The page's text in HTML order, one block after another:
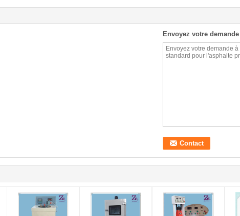
Envoyez votre